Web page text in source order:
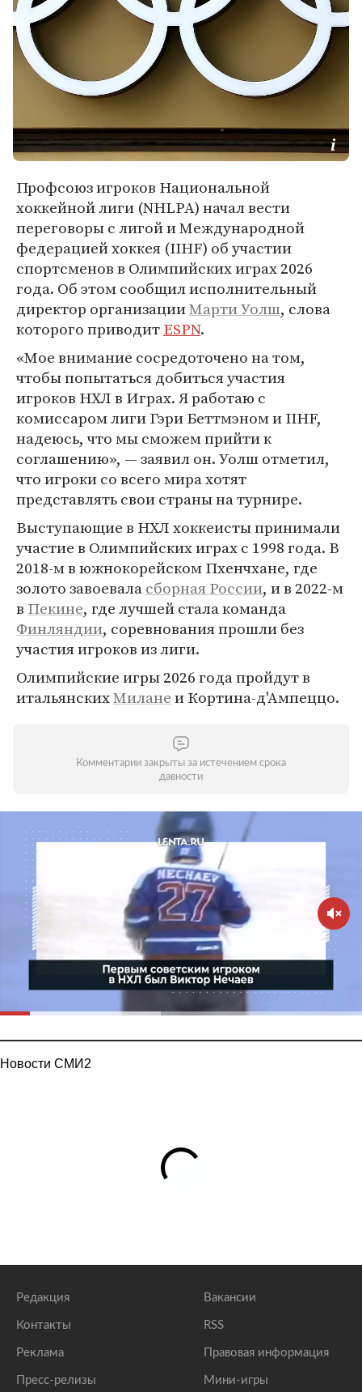
Профсоюз игроков Национальной
хоккейной лиги (NHLPA) начал вести
переговоры с лигой и Международной
федерацией хоккея (IIHF) об участии
спортсменов в Олимпийских играх 2026
года. Об этом сообщил исполнительный
директор организацииМарти Уолш, слова
которого приводитESPN.
«Мое внимание сосредоточено на том,
чтобы попытаться добиться участия
игроков НХЛ в Играх. Я работаю с
комиссаром лиги Гэри Беттмэном и IIHF,
надеюсь, что мы сможем прийти к
соглашению», — заявил он. Уолш отметил,
что игроки со всего мира хотят
представлять свои страны на турнире.
Выступающие в НХЛ хоккеисты принимали
участие в Олимпийских играх с 1998 года. В
2018-м в южнокорейском Пхенчхане, где
золото завоеваласборная России, и в 2022-м
в Пекине, где лучшей стала команда
Финляндии, соревнования прошли без
участия игроков из лиги.
Олимпийские игры 2026 года пройдут в
итальянскихМиланеи Кортина-д'Ампеццо.
Комментарии закрыты за истечением срока
давности
Новости СМИ2
Редакция
Контакты
Реклама
Пресс-релизы
Вакансии
RSS
Правовая информация
Мини-игры